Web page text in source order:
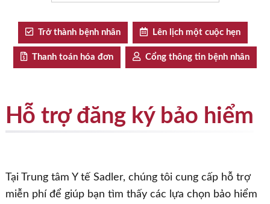
Trở thành bệnh nhân Lên lịch một cuộc hẹn
Thanh toán hóa đơn Cổng thông tin bệnh nhân
Hỗ trợ đăng ký bảo hiểm
Tại Trung tâm Y tế Sadler, chúng tôi cung cấp hỗ trợ
miễn phí để giúp bạn tìm thấy các lựa chọn bảo hiểm